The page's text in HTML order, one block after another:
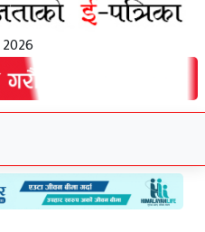
2026